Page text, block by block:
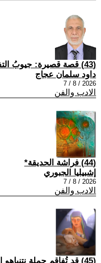
(43) قصة قصيرة: جيوبُ التفكير
داود سلمان عجاج
2026 / 8 / 7
الادب والفن
(44) فراشة الحديقة*
إشبيليا الجبوري
2026 / 8 / 7
الادب والفن
(45) قد تُفاقم حملة